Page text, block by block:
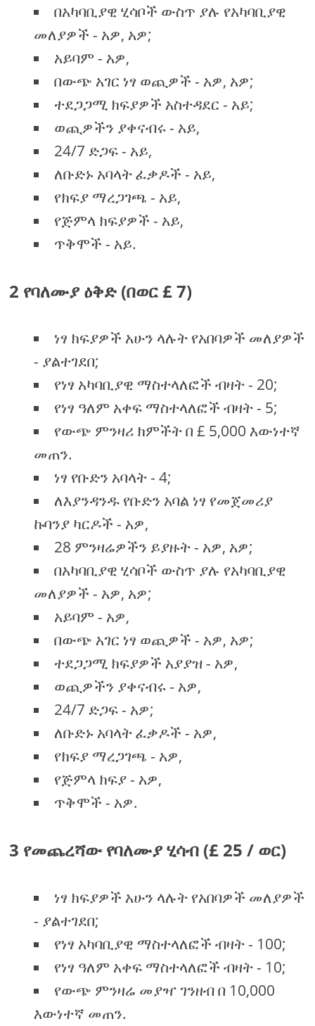
በአካባቢያዊ ሂሳቦች ውስጥ ያሉ የአካባቢያዊ
መለያዎች - አዎ, አዎ;
አይባም - አዎ,
በውጭ አገር ነፃ ወጪዎች - አዎ, አዎ;
ተደጋጋሚ ክፍያዎች አስተዳደር - አይ;
ወጪዎችን ያቀናብሩ - አይ,
24/7 ድጋፍ - አይ,
ለቡድኑ አባላት ፈቃዶች - አይ,
የክፍያ ማረጋገጫ - አይ,
የጅምላ ክፍያዎች - አይ,
ጥቅሞች - አይ.
2 የባለሙያ ዕቅድ (በወር £ 7)
ነፃ ክፍያዎች አሁን ላሉት የአበባዎች መለያዎች
- ያልተገደበ;
የነፃ አካባቢያዊ ማስተላለፎች ብዛት - 20;
የነፃ ዓለም አቀፍ ማስተላለፎች ብዛት - 5;
የውጭ ምንዛሪ ክምችት በ £ 5,000 እውነተኛ
መጠን.
ነፃ የቡድን አባላት - 4;
ለእያንዳንዱ የቡድን አባል ነፃ የመጀመሪያ
ኩባንያ ካርዶች - አዎ,
28 ምንዛሬዎችን ይያዙት - አዎ, አዎ;
በአካባቢያዊ ሂሳቦች ውስጥ ያሉ የአካባቢያዊ
መለያዎች - አዎ, አዎ;
አይባም - አዎ,
በውጭ አገር ነፃ ወጪዎች - አዎ, አዎ;
ተደጋጋሚ ክፍያዎች አያያዝ - አዎ,
ወጪዎችን ያቀናብሩ - አዎ,
24/7 ድጋፍ - አዎ;
ለቡድኑ አባላት ፈቃዶች - አዎ,
የክፍያ ማረጋገጫ - አዎ,
የጅምላ ክፍያ - አዎ,
ጥቅሞች - አዎ.
3 የመጨረሻው የባለሙያ ሂሳብ (£ 25 / ወር)
ነፃ ክፍያዎች አሁን ላሉት የአበባዎች መለያዎች
- ያልተገደበ;
የነፃ አካባቢያዊ ማስተላለፎች ብዛት - 100;
የነፃ ዓለም አቀፍ ማስተላለፎች ብዛት - 10;
የውጭ ምንዛሬ መያዣ ገንዘብ በ 10,000
እውነተኛ መጠን.